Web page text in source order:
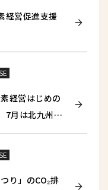
経営促進支援
経営はじめの
7月は北九州・
み受付中
り」のCO₂排